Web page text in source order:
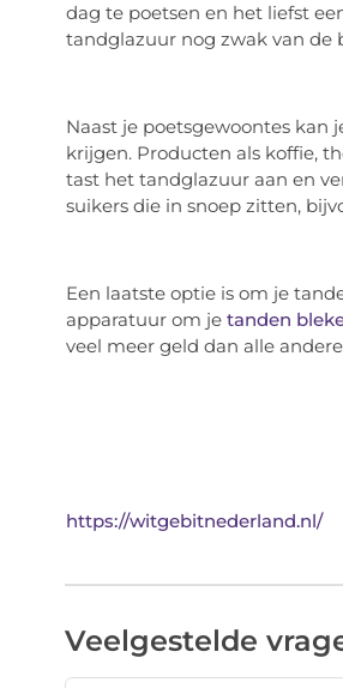
dag te poetsen en het liefst
tandglazuur nog zwak van de
Naast je poetsgewoontes kan
krijgen. Producten als koffie,
tast het tandglazuur aan en
suikers die in snoep zitten,
Een laatste optie is om je
apparatuur om je tanden
veel meer geld dan alle
https://witgebitnederland.nl/
Veelgestelde